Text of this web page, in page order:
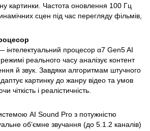
картинки. Частота оновлення 100 Гц
сцен під час перегляду фільмів,
інтелектуальний процесор α7 Gen5 AI
реального часу аналізує контент
й звук. Завдяки алгоритмам штучного
картинку до жанру відео та умов
чіткість і реалістичність.
AI Sound Pro з потужністю
об’ємне звучання (до 5.1.2 каналів)